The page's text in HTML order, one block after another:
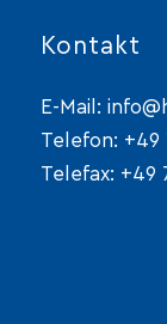
Kontakt
E-Mail:
Telefon: +49
Telefax: +49